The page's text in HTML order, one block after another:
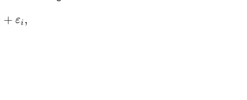
+ εi ,
ε